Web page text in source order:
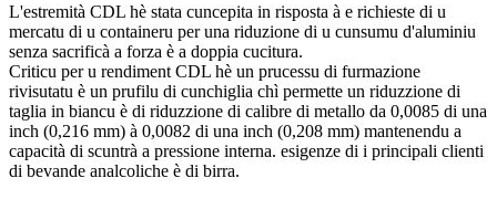
L'estremità CDL hè stata cuncepita in risposta à e richieste di u
mercatu di u containeru per una riduzione di u cunsumu d'aluminiu
senza sacrificà a forza è a doppia cucitura.
Criticu per u rendiment CDL hè un prucessu di furmazione
rivisutatu è un prufilu di cunchiglia chì permette un riduzzione di
taglia in biancu è di riduzzione di calibre di metallo da 0,0085 di una
inch (0,216 mm) à 0,0082 di una inch (0,208 mm) mantenendu a
capacità di scuntrà a pressione interna. esigenze di i principali clienti
di bevande analcoliche è di birra.